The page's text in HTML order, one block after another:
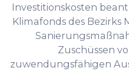
Investitionskosten
Klimafonds des
Zuschüssen
zuwendungsfähigen